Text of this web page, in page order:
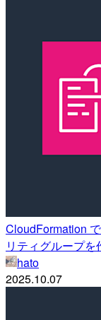
CloudFormation
リティグループ
hato
2025.10.07